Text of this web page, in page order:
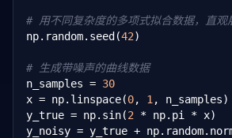
# 用不同复杂度的多项式拟合数据，直观
np.random.seed(42)
# 生成带噪声的曲线数据
n_samples = 30
x = np.linspace(0, 1 , n_samples)
y_true = np.sin(2 * np.pi * x)
y_noisy = y_true +